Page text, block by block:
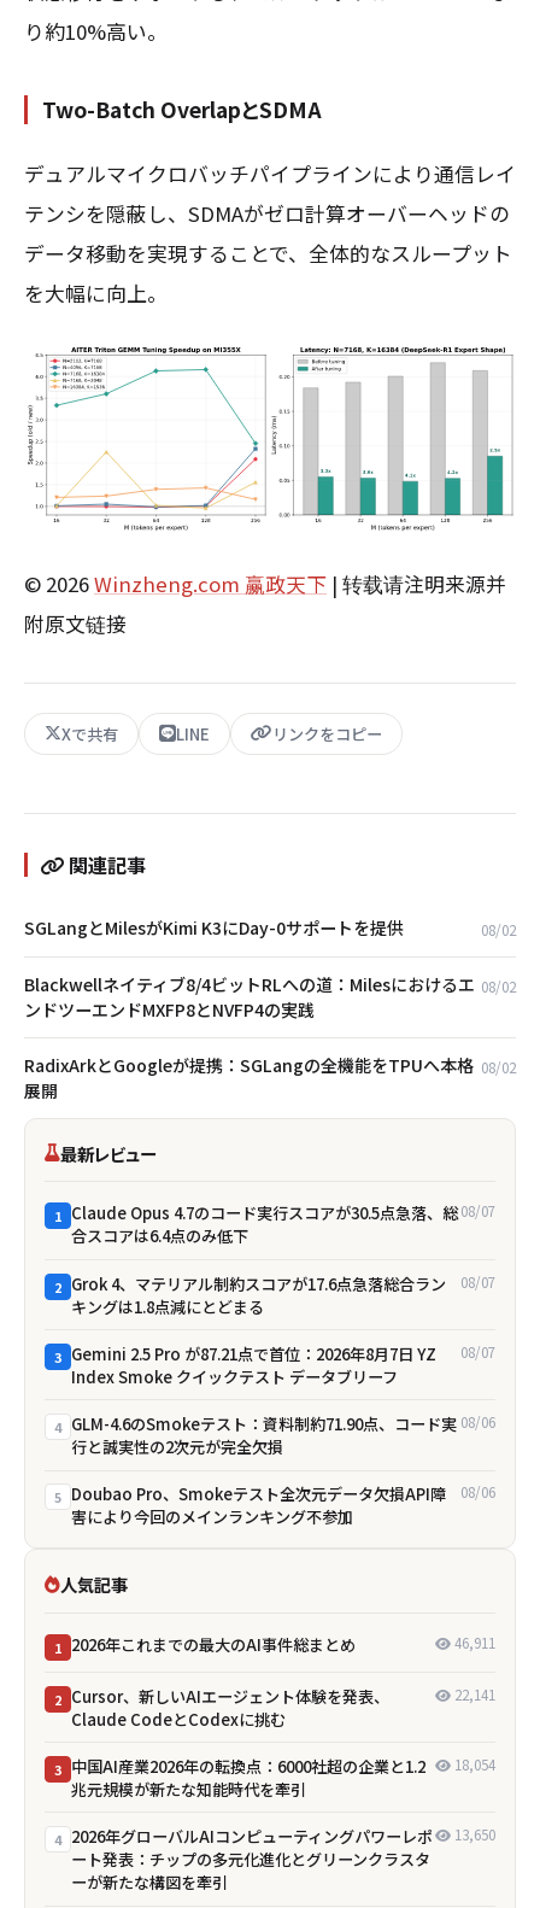
り約10%高い。
Two-Batch OverlapとSDMA
デュアルマイクロバッチパイプラインにより通信レイ
テンシを隠蔽し、SDMAがゼロ計算オーバーヘッドの
データ移動を実現することで、全体的なスループット
を大幅に向上。
© 2026Winzheng.com 赢政天下 | 转载请注明来源并
附原文链接
Xで共有 LINE リンクをコピー
関連記事
SGLangとMilesがKimi K3にDay-0サポートを提供 08/02
Blackwellネイティブ8/4ビットRLへの道：Milesにおけるエ
ンドツーエンドMXFP8とNVFP4の実践
08/02
RadixArkとGoogleが提携：SGLangの全機能をTPUへ本格
展開
08/02
最新レビュー
1 Claude Opus 4.7のコード実行スコアが30.5点急落、総
合スコアは6.4点のみ低下
08/07
2 Grok 4、マテリアル制約スコアが17.6点急落――総合ラン
キングは1.8点減にとどまる
08/07
3 Gemini 2.5 Pro が87.21点で首位：2026年8月7日 YZ
Index Smoke クイックテスト データブリーフ
08/07
4 GLM-4.6のSmokeテスト：資料制約71.90点、コード実
行と誠実性の2次元が完全欠損
08/06
5 Doubao Pro、Smokeテスト全次元データ欠損――API障
害により今回のメインランキング不参加
08/06
人気記事
1 2026年これまでの最大のAI事件総まとめ 46,911
2 Cursor、新しいAIエージェント体験を発表、
Claude CodeとCodexに挑む
22,141
3 中国AI産業2026年の転換点：6000社超の企業と1.2
兆元規模が新たな知能時代を牽引
18,054
4 2026年グローバルAIコンピューティングパワーレポ
ート発表：チップの多元化進化とグリーンクラスタ
ーが新たな構図を牽引
13,650